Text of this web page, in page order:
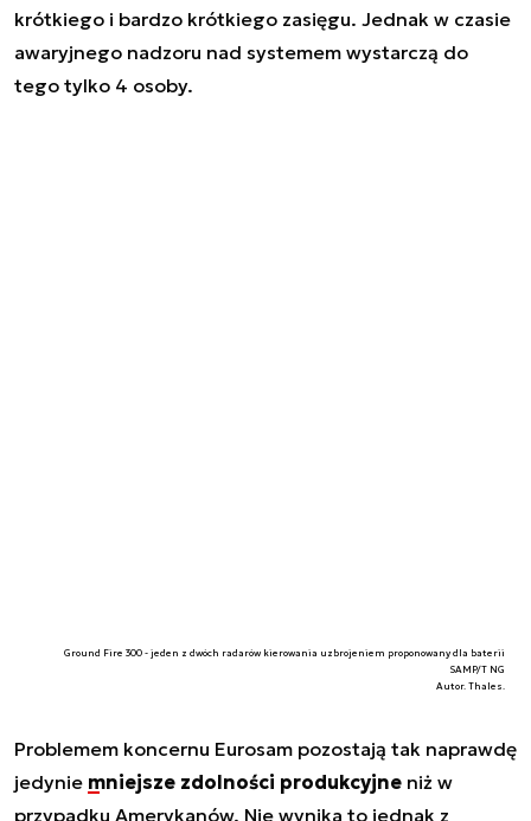
krótkiego i bardzo krótkiego zasięgu. Jednak w czasie
awaryjnego nadzoru nad systemem wystarczą do
tego tylko 4 osoby.
Ground Fire 300 - jeden z dwóch radarów kierowania uzbrojeniem proponowany dla baterii
SAMP/T NG
Autor. Thales.
Problemem koncernu Eurosam pozostają tak naprawdę
jedynie mniejsze zdolności produkcyjne niż w
przypadku Amerykanów. Nie wynika to jednak z